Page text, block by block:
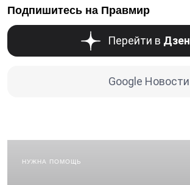
Подпишитесь на Правмир
Перейти в Дзен
Google Новости
НУЖНА ПОМОЩЬ